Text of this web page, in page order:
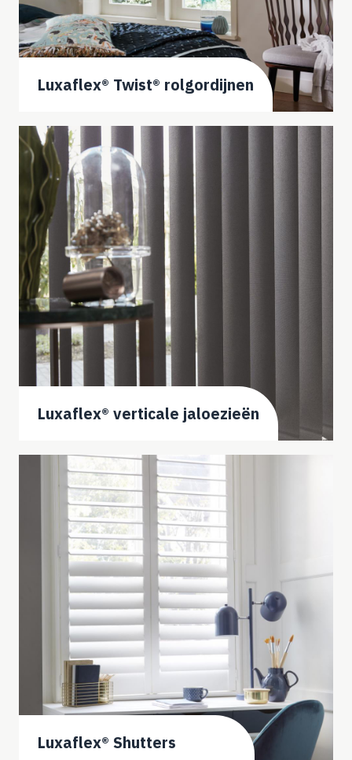
Luxaflex® Twist® rolgordijnen
Luxaflex® verticale jaloezieën
Luxaflex® Shutters